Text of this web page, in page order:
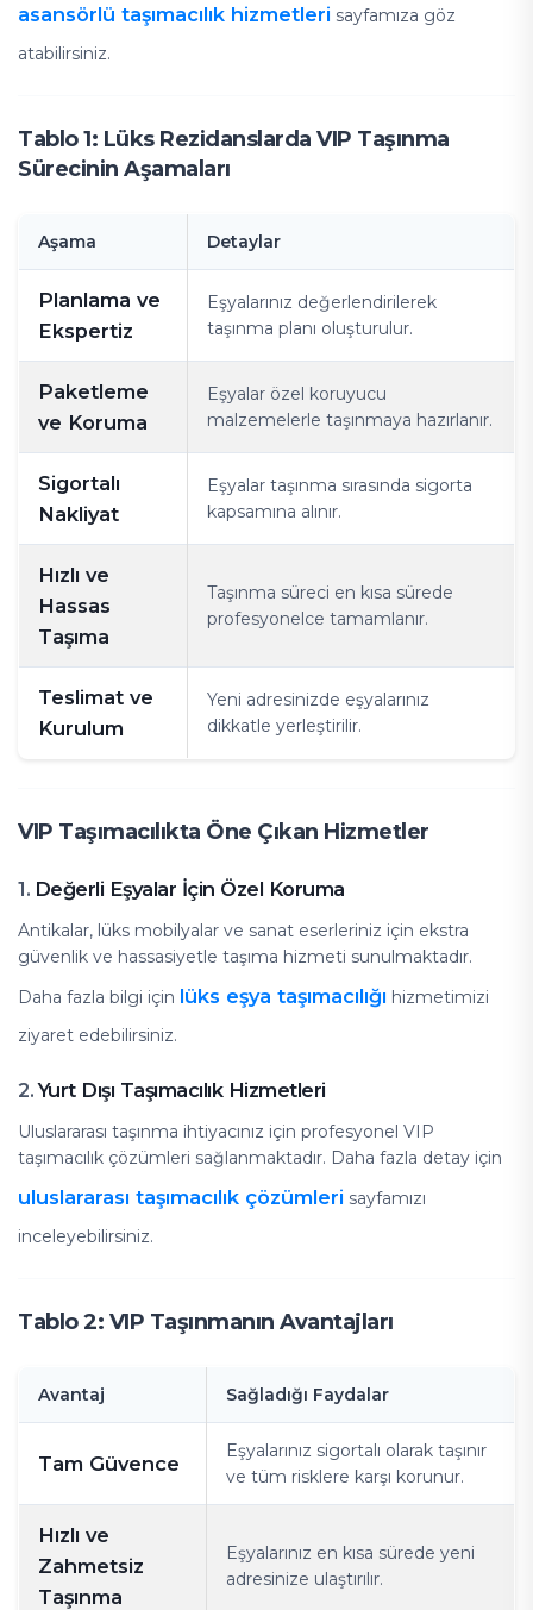
asansörlü taşımacılık hizmetleri sayfamıza göz
atabilirsiniz.
Tablo 1: Lüks Rezidanslarda VIP Taşınma
Sürecinin Aşamaları
Aşama Detaylar
Planlama ve
Ekspertiz
Eşyalarınız değerlendirilerek
taşınma planı oluşturulur.
Paketleme
ve Koruma
Eşyalar özel koruyucu
malzemelerle taşınmaya hazırlanır.
Sigortalı
Nakliyat
Eşyalar taşınma sırasında sigorta
kapsamına alınır.
Hızlı ve
Hassas
Taşıma
Taşınma süreci en kısa sürede
profesyonelce tamamlanır.
Teslimat ve
Kurulum
Yeni adresinizde eşyalarınız
dikkatle yerleştirilir.
VIP Taşımacılıkta Öne Çıkan Hizmetler
1. Değerli Eşyalar İçin Özel Koruma
Antikalar, lüks mobilyalar ve sanat eserleriniz için ekstra
güvenlik ve hassasiyetle taşıma hizmeti sunulmaktadır.
Daha fazla bilgi için lüks eşya taşımacılığı hizmetimizi
ziyaret edebilirsiniz.
2.Yurt Dışı Taşımacılık Hizmetleri
Uluslararası taşınma ihtiyacınız için profesyonel VIP
taşımacılık çözümleri sağlanmaktadır. Daha fazla detay için
uluslararası taşımacılık çözümleri sayfamızı
inceleyebilirsiniz.
Tablo 2: VIP Taşınmanın Avantajları
Avantaj Sağladığı Faydalar
Tam Güvence
Eşyalarınız sigortalı olarak taşınır
ve tüm risklere karşı korunur.
Hızlı ve
Zahmetsiz
Taşınma
Eşyalarınız en kısa sürede yeni
adresinize ulaştırılır.